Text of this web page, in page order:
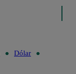
Dólar